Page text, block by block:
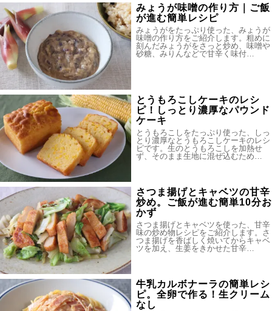
みょうが味噌の作り方｜ご飯
が進む簡単レシピ
みょうがをたっぷり使った、みょうが
味噌の作り方をご紹介します。粗めに
刻んだみょうがをさっと炒め、味噌や
砂糖、みりんなどで甘辛く味付…
とうもろこしケーキのレシ
ピ！しっとり濃厚なパウンド
ケーキ
とうもろこしをたっぷり使った、しっ
とり濃厚なとうもろこしケーキのレシ
ピです。生のとうもろこしを加熱せ
ず、そのまま生地に混ぜ込むため…
さつま揚げとキャベツの甘辛
炒め。ご飯が進む簡単10分お
かず
さつま揚げとキャベツを使った、甘辛
味の炒め物レシピをご紹介します。さ
つま揚げを香ばしく焼いてからキャベ
ツを加え、生姜をきかせた甘辛…
牛乳カルボナーラの簡単レシ
ピ。全卵で作る！生クリーム
なし